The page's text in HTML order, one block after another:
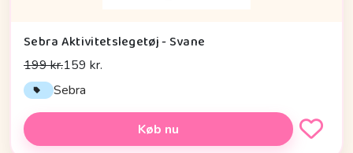
Sebra Aktivitetslegetøj - Svane
199 kr.159 kr.
Sebra
Køb nu